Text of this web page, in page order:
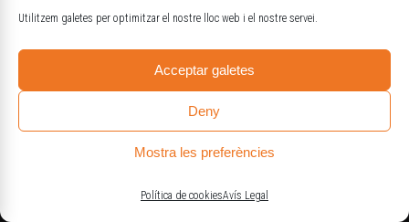
Utilitzem galetes per optimitzar el nostre lloc web i el nostre servei.
Acceptar galetes
Deny
Mostra les preferències
Política de cookiesAvís Legal
Codi deontològic
Estatuts
Logotips oficials
© Col·legi d'Enginyers Agrònoms de Catalunya